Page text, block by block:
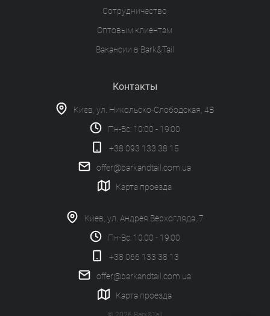
Сотрудничество
Оптовым клиентам
Вакансии в Bark&Tail
Контакты
Киев, ул. Никольско-Слободская, 4В
Пн-Вс: 10:00 - 19:00
+38 093 133 38 15
offer@barkandtail.com.ua
Карта проезда
Киев, ул. Андрея Верхогляда, 7
Пн-Вс: 10:00 - 19:00
+38 066 133 38 13
offer@barkandtail.com.ua
Карта проезда